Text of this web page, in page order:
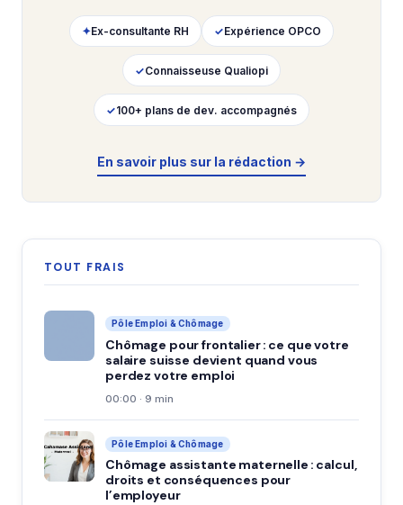
✦Ex-consultante RH ✓Expérience OPCO
✓Connaisseuse Qualiopi
✓100+ plans de dev. accompagnés
En savoir plus sur la rédaction →
TOUT FRAIS
Pôle Emploi & Chômage
Chômage pour frontalier : ce que votre
salaire suisse devient quand vous
perdez votre emploi
00:00 · 9 min
Pôle Emploi & Chômage
Chômage assistante maternelle : calcul,
droits et conséquences pour
l’employeur